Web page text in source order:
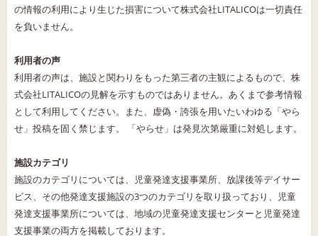
の情報の利用により生じた損害について株式会社LITALICOは一切責任
を負いません。
利用者の声
利用者の声は、施設と関わりをもった第三者の主観によるもので、株
式会社LITALICOの見解を示すものではありません。あくまで参考情報
として利用してください。また、虚偽・誇張を用いたいわゆる「やら
せ」投稿を固く禁じます。 「やらせ」は発見次第厳重に対処します。
施設カテゴリ
施設のカテゴリについては、児童発達支援事業所、放課後等デイサー
ビス、その他発達支援施設の3つのカテゴリを取り扱っており、児童
発達支援事業所については、地域の児童発達支援センターと児童発達
支援事業の両方を掲載しております。